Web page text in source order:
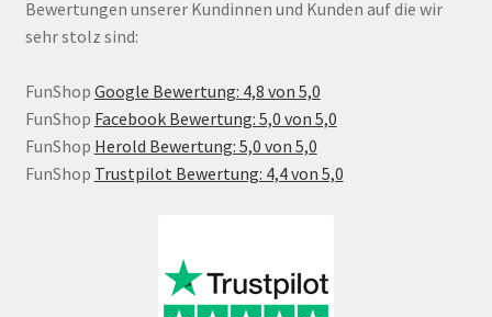
Bewertungen unserer Kundinnen und Kunden auf die wir
sehr stolz sind:
FunShop Google Bewertung: 4,8 von 5,0
FunShop Facebook Bewertung: 5,0 von 5,0
FunShop Herold Bewertung: 5,0 von 5,0
FunShop Trustpilot Bewertung: 4,4 von 5,0